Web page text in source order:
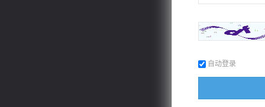
自动登录